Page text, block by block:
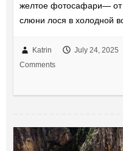
желтое фотосафари— от
слюни лося в холодной
Katrin July 24, 2025
Comments